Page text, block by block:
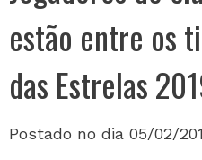
estão entre os
das Estrelas
Postado no dia 05/02/